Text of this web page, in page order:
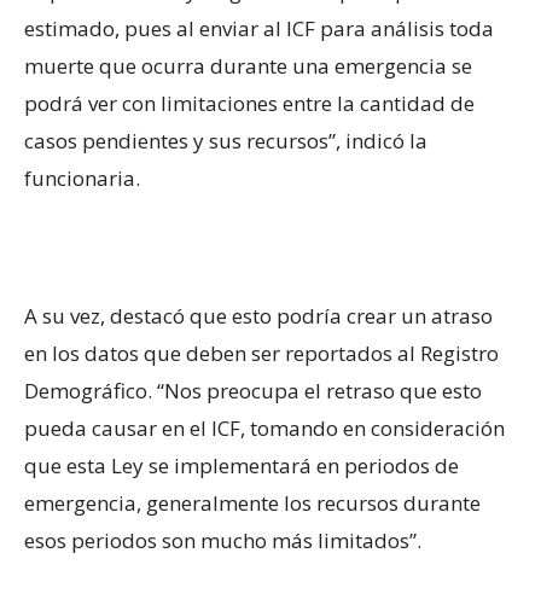
estimado, pues al enviar al ICF para análisis toda
muerte que ocurra durante una emergencia se
podrá ver con limitaciones entre la cantidad de
casos pendientes y sus recursos”, indicó la
funcionaria.
A su vez, destacó que esto podría crear un atraso
en los datos que deben ser reportados al Registro
Demográfico. “Nos preocupa el retraso que esto
pueda causar en el ICF, tomando en consideración
que esta Ley se implementará en periodos de
emergencia, generalmente los recursos durante
esos periodos son mucho más limitados”.